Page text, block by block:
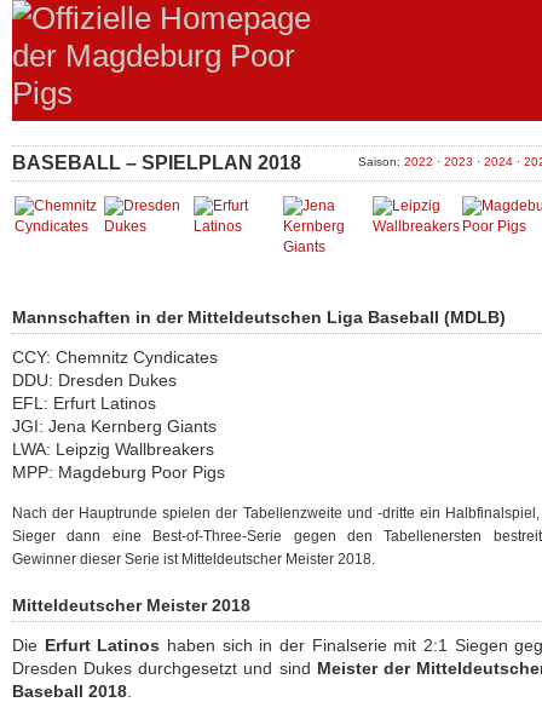
BASEBALL – SPIELPLAN 2018 Saison: 2022 · 2023 · 2024 ·
Mannschaften in der Mitteldeutschen Liga Baseball (MDLB)
CCY: Chemnitz Cyndicates
DDU: Dresden Dukes
EFL: Erfurt Latinos
JGI: Jena Kernberg Giants
LWA: Leipzig Wallbreakers
MPP: Magdeburg Poor Pigs
Nach der Hauptrunde spielen der Tabellenzweite und -dritte ein
Sieger dann eine Best-of-Three-Serie gegen den Tabellenersten
Gewinner dieser Serie ist Mitteldeutscher Meister 2018.
Mitteldeutscher Meister 2018
Die Erfurt Latinos haben sich in der Finalserie mit 2:1 Siegen
Dresden Dukes durchgesetzt und sind Meister der
Baseball 2018